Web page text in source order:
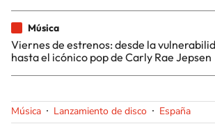
Música
Viernes de estrenos: desde la
hasta el icónico pop de Carly Rae Jepsen
Música Lanzamiento de disco España